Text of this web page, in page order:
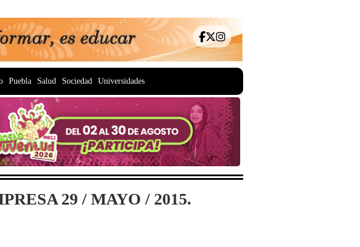
Puebla Salud Sociedad Universidades
29 / MAYO / 2015.